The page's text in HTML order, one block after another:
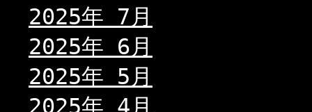
2025年 7月
2025年 6月
2025年 5月
2025年 4月